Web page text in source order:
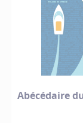
Abécédaire